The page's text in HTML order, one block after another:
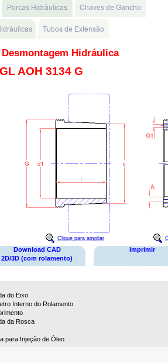
Hidráulica
AOH 3134 G
Clique para ampliar
Download CAD
2D/3D (com rolamento)
Imprimir
do Eixo
Interno do Rolamento
da Rosca
para Injeção de Óleo